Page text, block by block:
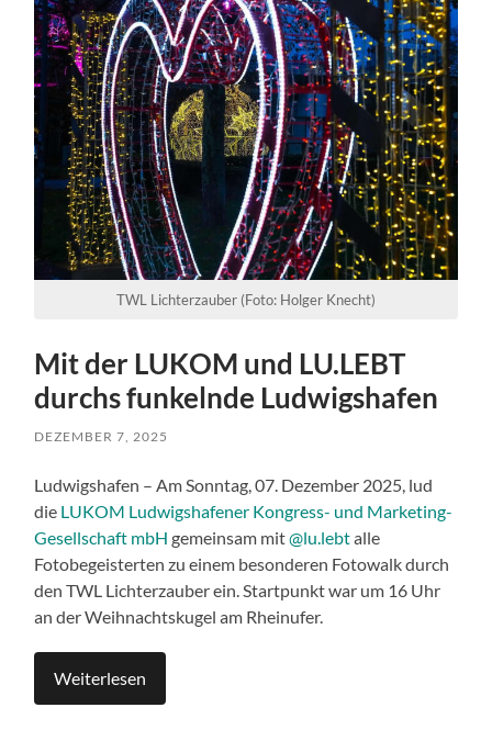
TWL Lichterzauber (Foto: Holger Knecht)
Mit der LUKOM und LU.LEBT
durchs funkelnde Ludwigshafen
DEZEMBER 7, 2025
Ludwigshafen – Am Sonntag, 07. Dezember 2025, lud
die LUKOM Ludwigshafener Kongress- und Marketing-
Gesellschaft mbH gemeinsam mit@lu.lebtalle
Fotobegeisterten zu einem besonderen Fotowalk durch
den TWL Lichterzauber ein. Startpunkt war um 16 Uhr
an der Weihnachtskugel am Rheinufer.
Weiterlesen